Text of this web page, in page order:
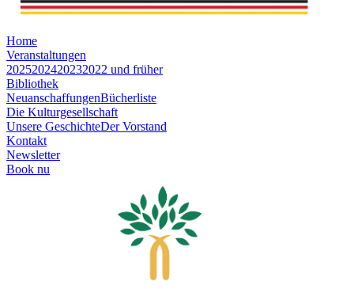
Home
Veranstaltungen
2025202420232022 und früher
Bibliothek
NeuanschaffungenBücherliste
Die Kulturgesellschaft
Unsere GeschichteDer Vorstand
Kontakt
Newsletter
Book nu